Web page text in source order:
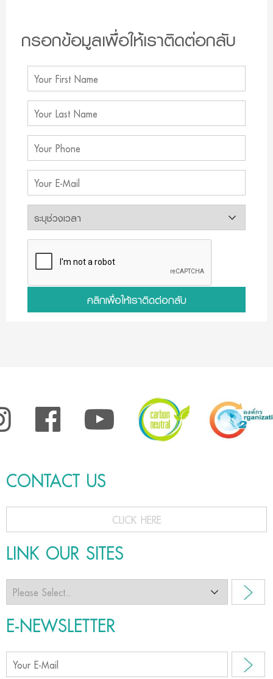
กรอกข้อมูลเพื่อให้เราติดต่อกลับ
คลิกเพื่อให้เราติดต่อกลับ
CONTACT US
CLICK HERE
LINK OUR SITES
E-NEWSLETTER